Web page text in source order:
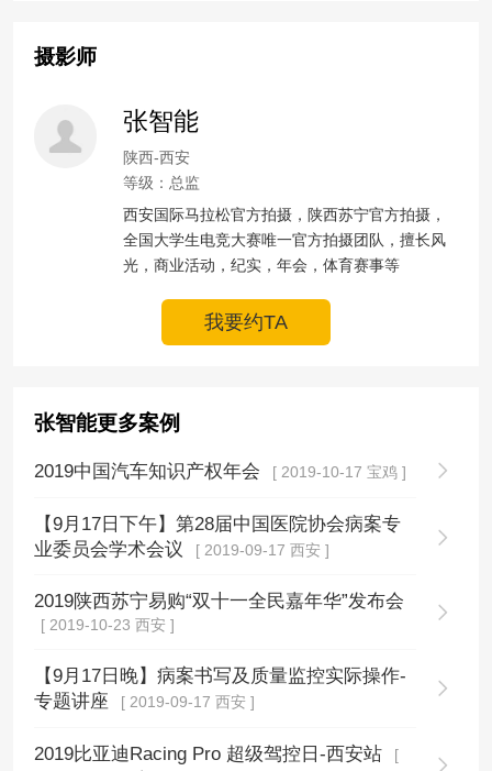
摄影师
张智能
陕西-西安
等级：总监
西安国际马拉松官方拍摄，陕西苏宁官方拍摄，
全国大学生电竞大赛唯一官方拍摄团队，擅长风
光，商业活动，纪实，年会，体育赛事等
我要约TA
张智能更多案例
2019中国汽车知识产权年会 [ 2019-10-17 宝鸡 ]
【9月17日下午】第28届中国医院协会病案专
业委员会学术会议
[ 2019-09-17 西安 ]
2019陕西苏宁易购“双十一全民嘉年华”发布会
[ 2019-10-23 西安 ]
【9月17日晚】病案书写及质量监控实际操作-
专题讲座
[ 2019-09-17 西安 ]
2019比亚迪Racing Pro 超级驾控日-西安站
[